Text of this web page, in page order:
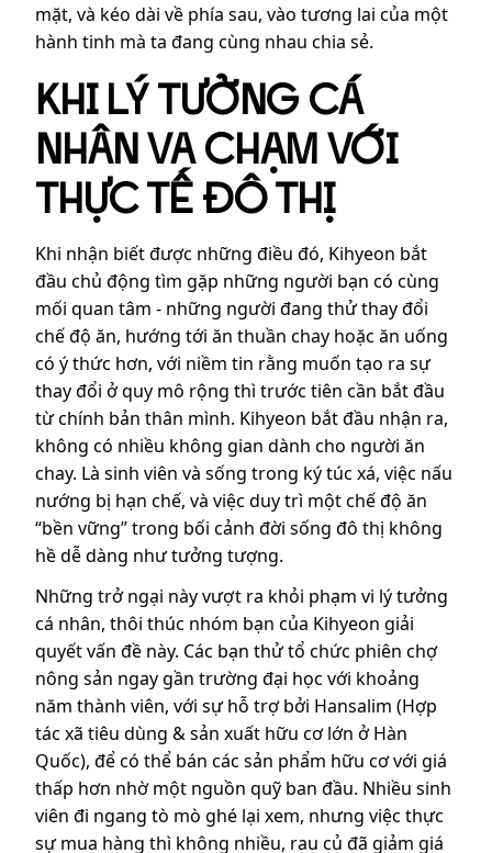
mặt, và kéo dài về phía sau, vào tương lai của một
hành tinh mà ta đang cùng nhau chia sẻ.
KHI LÝ TƯỞNG CÁ
NHÂN VA CHẠM VỚI
THỰC TẾ ĐÔ THỊ
Khi nhận biết được những điều đó, Kihyeon bắt
đầu chủ động tìm gặp những người bạn có cùng
mối quan tâm - những người đang thử thay đổi
chế độ ăn, hướng tới ăn thuần chay hoặc ăn uống
có ý thức hơn, với niềm tin rằng muốn tạo ra sự
thay đổi ở quy mô rộng thì trước tiên cần bắt đầu
từ chính bản thân mình. Kihyeon bắt đầu nhận ra,
không có nhiều không gian dành cho người ăn
chay. Là sinh viên và sống trong ký túc xá, việc nấu
nướng bị hạn chế, và việc duy trì một chế độ ăn
“bền vững” trong bối cảnh đời sống đô thị không
hề dễ dàng như tưởng tượng.
Những trở ngại này vượt ra khỏi phạm vi lý tưởng
cá nhân, thôi thúc nhóm bạn của Kihyeon giải
quyết vấn đề này. Các bạn thử tổ chức phiên chợ
nông sản ngay gần trường đại học với khoảng
năm thành viên, với sự hỗ trợ bởi Hansalim (Hợp
tác xã tiêu dùng & sản xuất hữu cơ lớn ở Hàn
Quốc), để có thể bán các sản phẩm hữu cơ với giá
thấp hơn nhờ một nguồn quỹ ban đầu. Nhiều sinh
viên đi ngang tò mò ghé lại xem, nhưng việc thực
sự mua hàng thì không nhiều, rau củ đã giảm giá